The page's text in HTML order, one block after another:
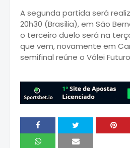
A segunda partida será
20h30 (Brasília), em São
o terceiro duelo será na
que vem, novamente em
semifinal reúne o Vôlei Futuro